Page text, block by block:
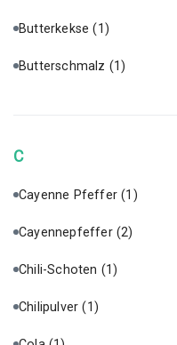
Butterkekse(1)
Butterschmalz (1)
C
Cayenne Pfeffer(1)
Cayennepfeffer (2)
Chili-Schoten (1)
Chilipulver(1)